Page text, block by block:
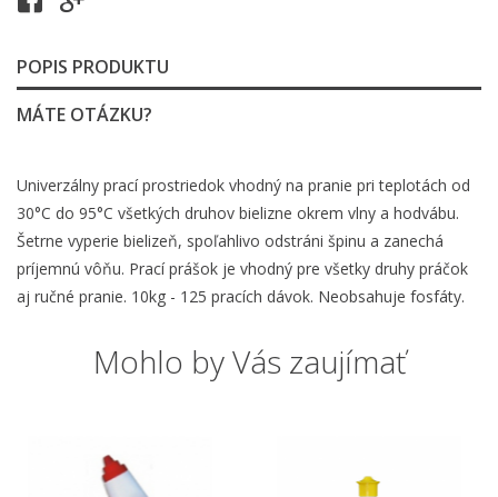
POPIS PRODUKTU
MÁTE OTÁZKU?
Univerzálny prací prostriedok vhodný na pranie pri teplotách od
30°C do 95°C všetkých druhov bielizne okrem vlny a hodvábu.
Šetrne vyperie bielizeň, spoľahlivo odstráni špinu a zanechá
príjemnú vôňu. Prací prášok je vhodný pre všetky druhy práčok
aj ručné pranie. 10kg - 125 pracích dávok. Neobsahuje fosfáty.
Mohlo by Vás zaujímať